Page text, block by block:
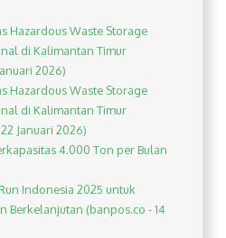
Hazardous Waste Storage
di Kalimantan Timur
2026)
Hazardous Waste Storage
di Kalimantan Timur
Januari 2026)
4.000 Ton per Bulan
Indonesia 2025 untuk
Berkelanjutan (banpos.co - 14